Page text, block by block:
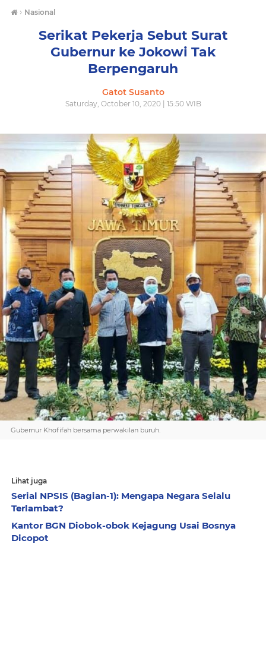
› Nasional
Serikat Pekerja Sebut Surat
Gubernur ke Jokowi Tak
Berpengaruh
Gatot Susanto
Saturday, October 10, 2020 | 15:50 WIB
Gubernur Khofifah bersama perwakilan buruh.
Lihat juga
Serial NPSIS (Bagian-1): Mengapa Negara Selalu
Terlambat?
Kantor BGN Diobok-obok Kejagung Usai Bosnya
Dicopot